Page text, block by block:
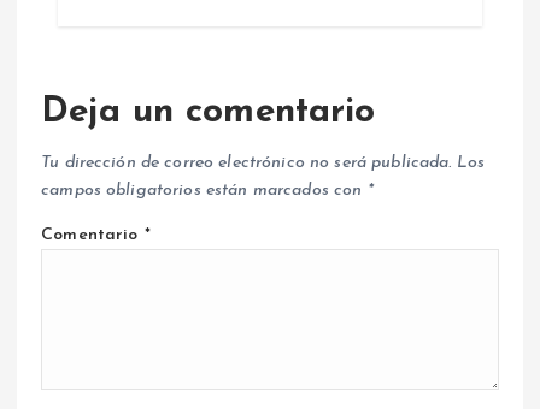
Deja un comentario
Tu dirección de correo electrónico no será publicada. Los
campos obligatorios están marcados con *
Comentario *